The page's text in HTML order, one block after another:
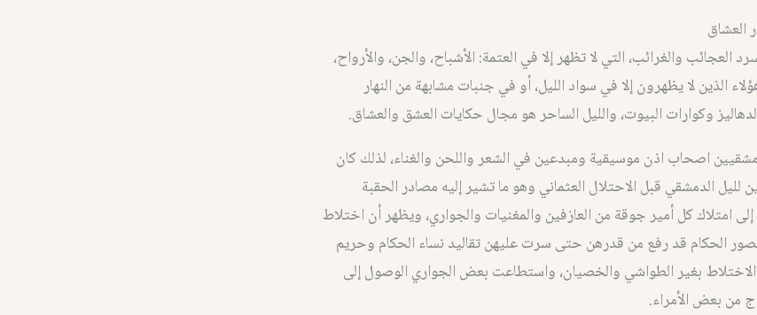
العشاق
العجائب والغرائب، التي لا تظهر إلا في العتمة: الأشباح، والجن، والأرواح،
الذين لا يظهرون إلا في سواد الليل، أو في جنبات مشابهة من النهار
وكوارات البيوت، والليل الساحر هو مجال حكايات العشق والعشاق.
اصحاب اذن موسيقية ومبدعين في الشعر واللحن والغناء، لذلك كان
لليل الدمشقي قبل الاحتلال العثماني وهو ما تشير إليه مصادر الحقبة
إلى امتلاك كل أمير جوقة من العازفين والمغنيات والجواري، ويظهر أن اختلاط
الحكام قد رفع من قدرهن حتى سرت عليهن تقاليد نساء الحكام وحريم
الاختلاط بغير الطواشي والخصيان، واستطاعت بعض الجواري الوصول إلى
من بعض الأمراء.